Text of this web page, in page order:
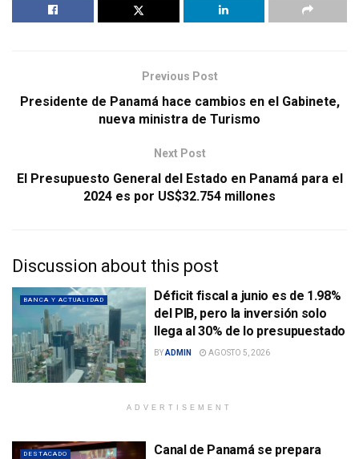
Previous Post
Presidente de Panamá hace cambios en el Gabinete,
nueva ministra de Turismo
Next Post
El Presupuesto General del Estado en Panamá para el
2024 es por US$32.754 millones
Discussion about this post
BANCA Y ACTUALIDAD
Déficit fiscal a junio es de 1.98%
del PIB, pero la inversión solo
llega al 30% de lo presupuestado
BYADMIN AGOSTO 5, 2026
ADVERTISEMENT
DESTACADO
Canal de Panamá se prepara